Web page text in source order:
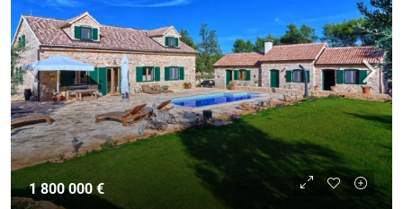
1 800 000 €